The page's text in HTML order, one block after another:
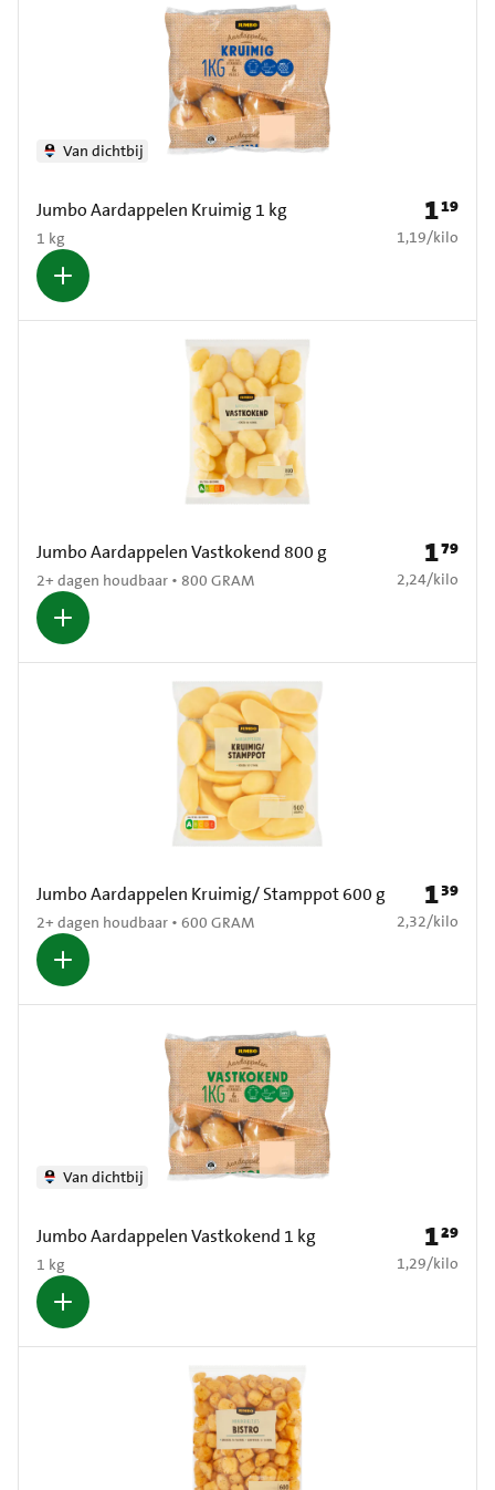
Jumbo Aardappelen Kruimig 1 kg
1 kg
Van dichtbij
Prijs: €
119
€ 1,19 per kilo
1,19/kilo
Jumbo Aardappelen Vastkokend 800 g
2+ dagen houdbaar • 800 GRAM
Prijs: €
179
€ 2,24 per kilo
2,24/kilo
Jumbo Aardappelen Kruimig/ Stamppot 600 g
2+ dagen houdbaar • 600 GRAM
Prijs: €
139
€ 2,32 per kilo
2,32/kilo
Jumbo Aardappelen Vastkokend 1 kg
1 kg
Van dichtbij
Prijs: €
129
€ 1,29 per kilo
1,29/kilo